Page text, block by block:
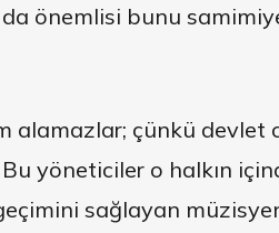
önemlisi bunu
çünkü devlet
yöneticiler o halkın
sağlayan